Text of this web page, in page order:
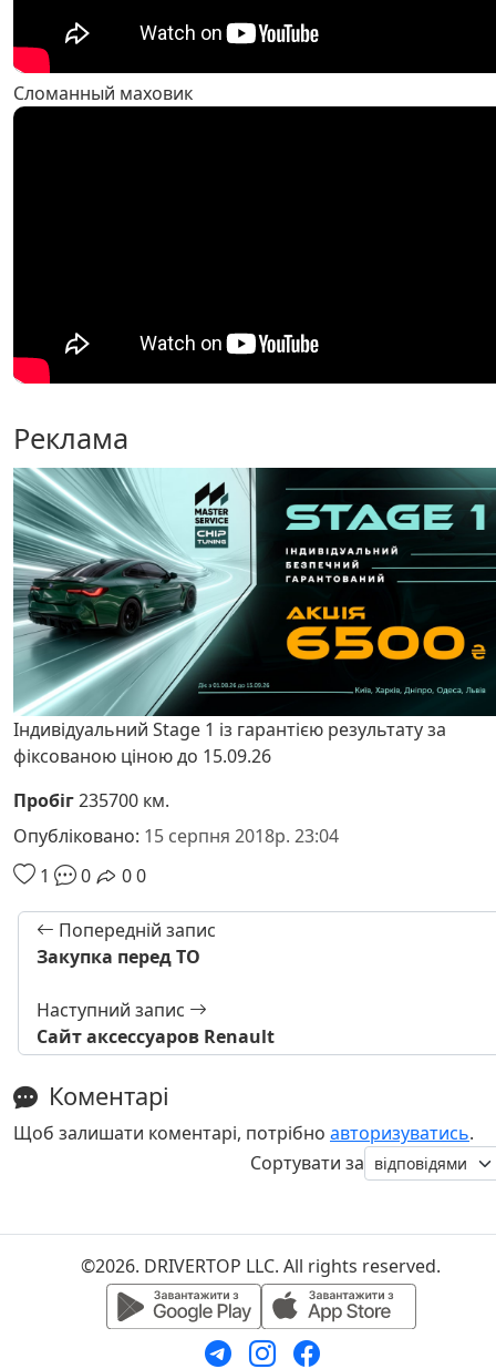
Сломанный маховик
Реклама
Індивідуальний Stage 1 із гарантією результату за
фіксованою ціною до 15.09.26
Пробіг235700 км.
Опубліковано: 15 серпня 2018р. 23:04
1
0 00
Попередній запис
Закупка перед ТО
Наступний запис
Сайт аксессуаров Renault
Коментарі
Щоб залишати коментарі, потрібно авторизуватись.
Сортувати за
©2026. DRIVERTOP LLC. All rights reserved.